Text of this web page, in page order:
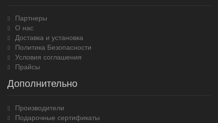
Партнеры
О нас
Доставка и установка
Политика Безопасности
Условия соглашения
Прайсы
Дополнительно
Производители
Подарочные сертификаты